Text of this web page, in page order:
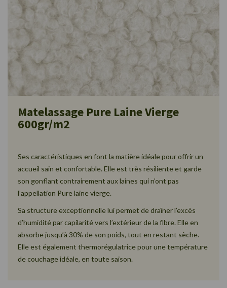
Matelassage Pure Laine Vierge
600gr/m2
Ses caractéristiques en font la matière idéale pour offrir un
accueil sain et confortable. Elle est très résiliente et garde
son gonflant contrairement aux laines qui n’ont pas
l’appellation Pure laine vierge.
Sa structure exceptionnelle lui permet de draîner l’excès
d’humidité par capilarité vers l’extérieur de la fibre. Elle en
absorbe jusqu’à 30% de son poids, tout en restant sèche.
Elle est également thermorégulatrice pour une température
de couchage idéale, en toute saison.